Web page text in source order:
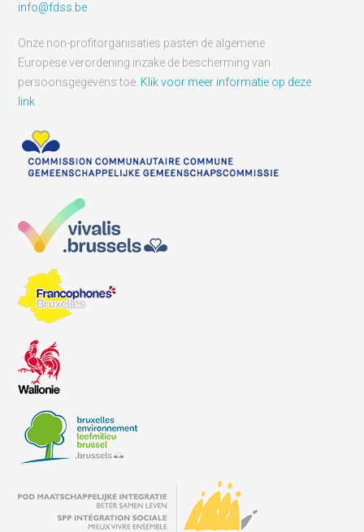
info@fdss.be
Onze non-profitorganisaties pasten de algemene
Europese verordening inzake de bescherming van
persoonsgegevens toe. Klik voor meer informatie op deze
link